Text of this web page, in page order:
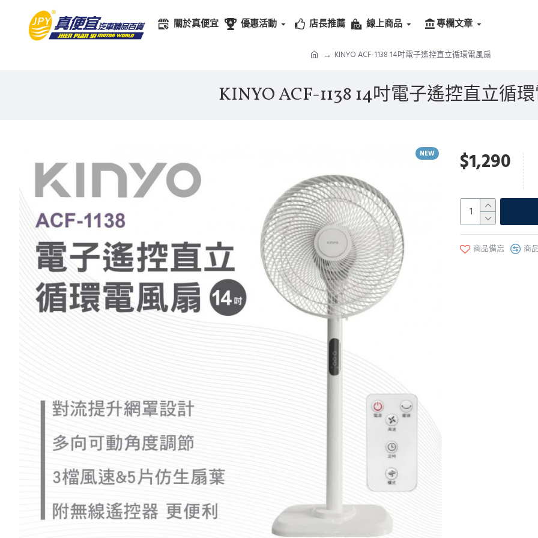
關於真便宜 優惠活動 店長推薦 線上商品 專欄文章
KINYO ACF-1138 14吋電子遙控直立循環電風扇
KINYO ACF-1138 14吋電子遙控直立循
NEW $1,290
商品備忘 商